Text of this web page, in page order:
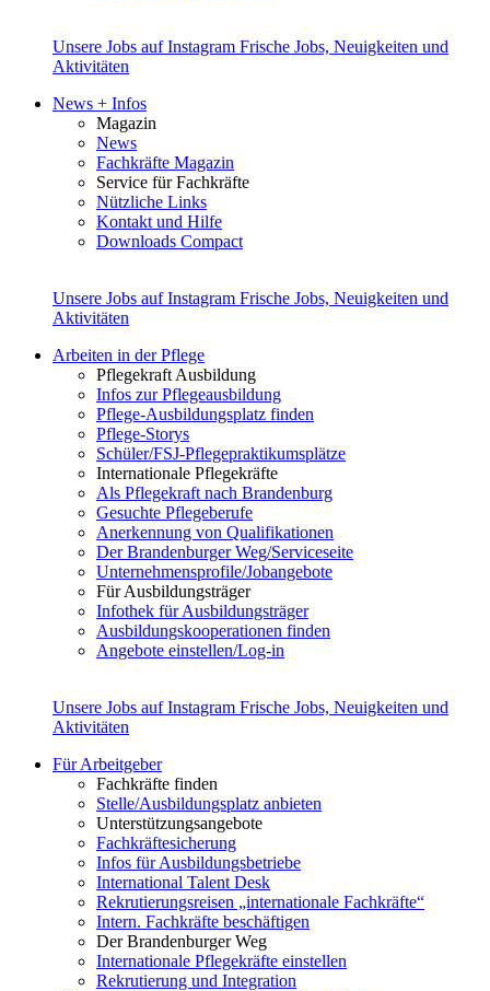
Unsere Jobs auf Instagram Frische Jobs, Neuigkeiten und
Aktivitäten
News + Infos
Magazin
News
Fachkräfte Magazin
Service für Fachkräfte
Nützliche Links
Kontakt und Hilfe
Downloads Compact
Unsere Jobs auf Instagram Frische Jobs, Neuigkeiten und
Aktivitäten
Arbeiten in der Pflege
Pflegekraft Ausbildung
Infos zur Pflegeausbildung
Pflege-Ausbildungsplatz finden
Pflege-Storys
Schüler/FSJ-Pflegepraktikumsplätze
Internationale Pflegekräfte
Als Pflegekraft nach Brandenburg
Gesuchte Pflegeberufe
Anerkennung von Qualifikationen
Der Brandenburger Weg/Serviceseite
Unternehmensprofile/Jobangebote
Für Ausbildungsträger
Infothek für Ausbildungsträger
Ausbildungskooperationen finden
Angebote einstellen/Log-in
Unsere Jobs auf Instagram Frische Jobs, Neuigkeiten und
Aktivitäten
Für Arbeitgeber
Fachkräfte finden
Stelle/Ausbildungsplatz anbieten
Unterstützungsangebote
Fachkräftesicherung
Infos für Ausbildungsbetriebe
International Talent Desk
Rekrutierungsreisen „internationale Fachkräfte“
Intern. Fachkräfte beschäftigen
Der Brandenburger Weg
Internationale Pflegekräfte einstellen
Rekrutierung und Integration